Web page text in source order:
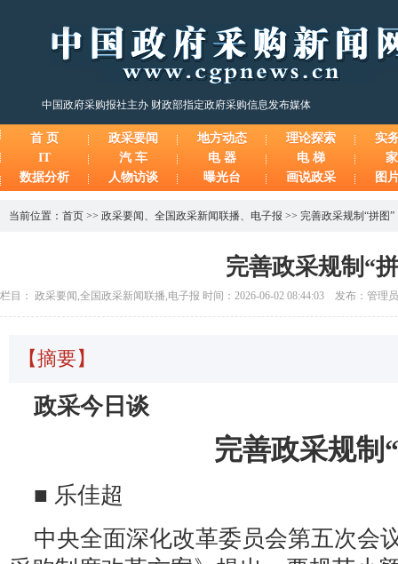
中国政府采购报社主办 财政部指定政府采购信息发布媒体
首 页 政采要闻 地方动态 理论探索
实
IT
汽 车 电 器 电 梯
数据分析
人物访谈 曝光台 画说政采 图
当前位置： 首页 >> 政采要闻 、 全国政采新闻联播、 电子报 >> 完善政采规制“拼图”
完善政采规制“
栏目： 政采要闻,全国政采新闻联播,电子报 时间：2026-06-02 08:44:03 发布：管理
【摘要】
政采今日谈
完善政采规制
■ 乐佳超
中央全面深化改革委员会第五次会